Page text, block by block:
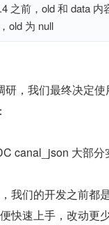
之前，old 和 data 内
old 为 null
研，我们最终决定
canal_json 大部分
我们的开发之前都
快速上手，改动更少